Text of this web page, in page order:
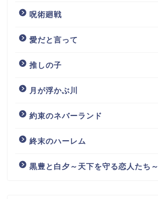
呪術廻戦
愛だと言って
推しの子
月が浮かぶ川
約束のネバーランド
終末のハーレム
黒豊と白夕～天下を守る恋人たち～